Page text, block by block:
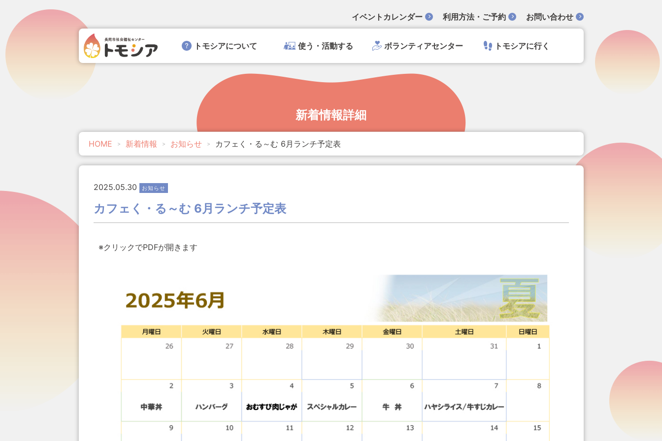
イベントカレンダー 利用方法・ご予約 お問い合わせ
トモシアについて 使う・活動する ボランティアセンター トモシアに行く
新着情報詳細
HOME 新着情報 お知らせ カフェく・る～む 6月ランチ予定表
2025.05.30 お知らせ
カフェく・る～む 6月ランチ予定表
※クリックでPDFが開きます